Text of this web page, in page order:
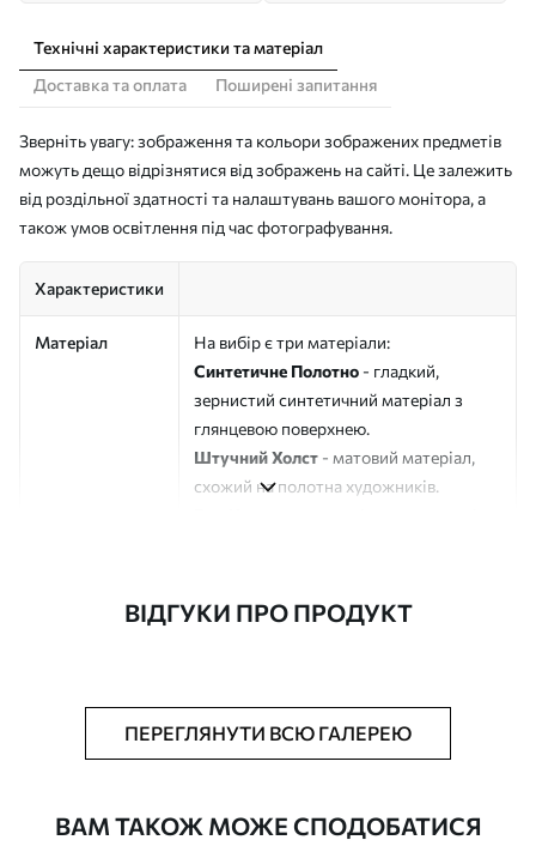
Технічні характеристики та матеріал
Доставка та оплата
Поширені запитання
Зверніть увагу: зображення та кольори зображених предметів
можуть дещо відрізнятися від зображень на сайті. Це залежить
від роздільної здатності та налаштувань вашого монітора, а
також умов освітлення під час фотографування.
Характеристики
Матеріал
На вибір є три матеріали:
Синтетичне Полотно - гладкий,
зернистий синтетичний матеріал з
глянцевою поверхнею.
Штучний Холст - матовий матеріал,
схожий на полотна художників.
Додатково Можна додати лакове покриття.
ВІДГУКИ ПРО ПРОДУКТ
ПЕРЕГЛЯНУТИ ВСЮ ГАЛЕРЕЮ
ВАМ ТАКОЖ МОЖЕ СПОДОБАТИСЯ